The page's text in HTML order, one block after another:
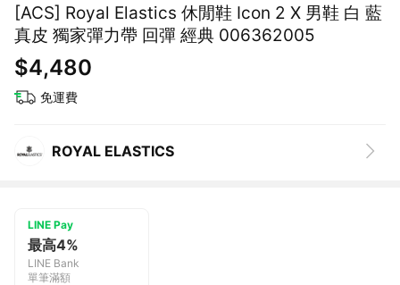
[ACS] Royal Elastics 休閒鞋 Icon 2 X 男鞋 白 藍
真皮 獨家彈力帶 回彈 經典 006362005
$4,480
免運費
ROYAL ELASTICS
LINE Pay
最高4%
LINE Bank
單筆滿額